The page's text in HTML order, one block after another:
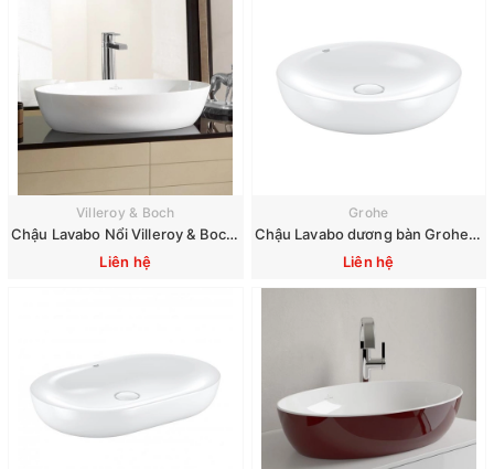
Villeroy & Boch
Chậu Lavabo Nổi Villeroy & Boch Artis 419861R1
Liên hệ
Grohe
Chậu Lavabo dương bàn Grohe Essence 3960900H
Liên hệ